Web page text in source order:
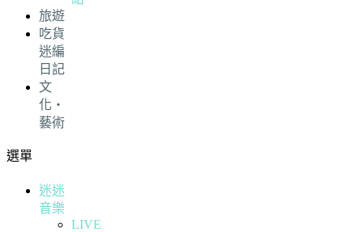
旅遊
吃貨
迷編
日記
文
化・
藝術
選單
迷迷
音樂
LIVE